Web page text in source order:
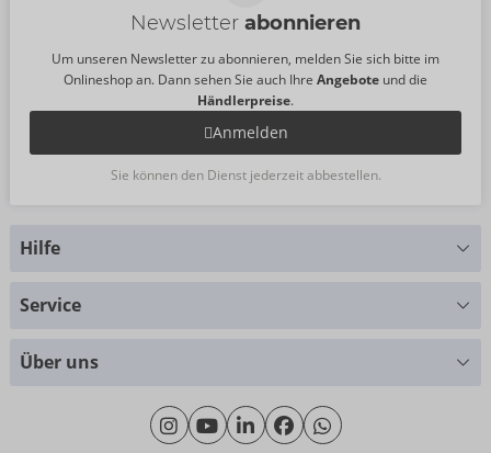
Newsletter abonnieren
Um unseren Newsletter zu abonnieren, melden Sie sich bitte im
Onlineshop an. Dann sehen Sie auch Ihre Angebote und die
Händlerpreise.
Anmelden
Sie können den Dienst jederzeit abbestellen.
Hilfe
Montag - Donnerstag: 09:00 - 16:00 Uhr
Freitag: 09:00 - 15:00 Uhr
Service
Über uns
Wir über uns
Nachhaltigkeit